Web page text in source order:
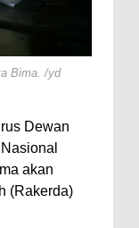
Bima dan Tim
Korban
Sinergi,
ke
1608
Bima. /yd
Dewan
akan
(Rakerda)